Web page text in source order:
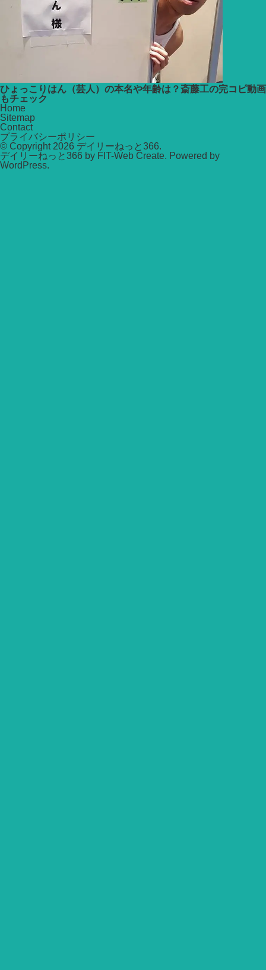
ひょっこりはん（芸人）の本名や年齢は？斎藤工の完コピ動画
もチェック
Home
Sitemap
Contact
プライバシーポリシー
© Copyright 2026 デイリーねっと366.
デイリーねっと366 by FIT-Web Create. Powered by
WordPress.